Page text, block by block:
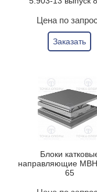
Цена по
Заказать
Блоки
направляющие
65